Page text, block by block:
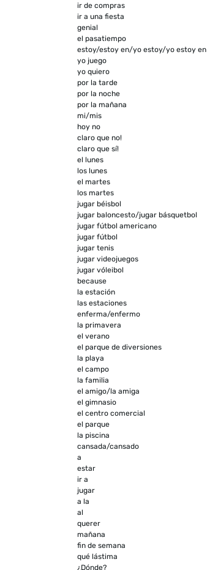
ir de compras
ir a una fiesta
genial
el pasatiempo
estoy/estoy en/yo estoy/yo estoy en
yo juego
yo quiero
por la tarde
por la noche
por la mañana
mi/mis
hoy no
claro que no!
claro que sí!
el lunes
los lunes
el martes
los martes
jugar béisbol
jugar baloncesto/jugar básquetbol
jugar fútbol americano
jugar fútbol
jugar tenis
jugar videojuegos
jugar vóleibol
because
la estación
las estaciones
enferma/enfermo
la primavera
el verano
el parque de diversiones
la playa
el campo
la familia
el amigo/la amiga
el gimnasio
el centro comercial
el parque
la piscina
cansada/cansado
a
estar
ir a
jugar
a la
al
querer
mañana
fin de semana
qué lástima
¿Dónde?